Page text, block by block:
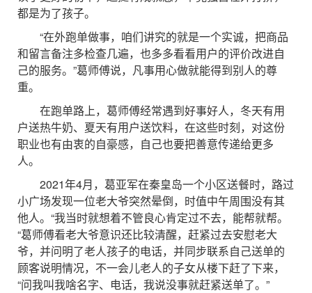
都是为了孩子。
“在外跑单做事，咱们讲究的就是一个实诚，把商品
和留言备注多检查几遍，也多多看看用户的评价改进自
己的服务。”葛师傅说，凡事用心做就能得到别人的尊
重。
在跑单路上，葛师傅经常遇到好事好人，冬天有用
户送热牛奶、夏天有用户送饮料，在这些时刻，对这份
职业也有由衷的自豪感，自己也要把善意传递给更多
人。
2021年4月，葛亚军在秦皇岛一个小区送餐时，路过
小广场发现一位老大爷突然晕倒，时值中午周围没有其
他人。“我当时就想着不管良心肯定过不去，能帮就帮。
“葛师傅看老大爷意识还比较清醒，赶紧过去安慰老大
爷，并问明了老人孩子的电话，并同步联系自己送单的
顾客说明情况，不一会儿老人的子女从楼下赶了下来，
“问我叫我啥名字、电话，我说没事就赶紧送单了。”